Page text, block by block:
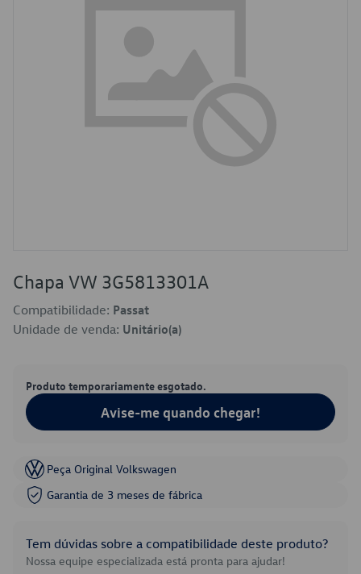
Chapa VW 3G5813301A
Compatibilidade: Passat
Unidade de venda: Unitário(a)
Produto temporariamente esgotado.
Avise-me quando chegar!
Peça Original Volkswagen
Garantia de 3 meses de fábrica
Tem dúvidas sobre a compatibilidade deste produto?
Nossa equipe especializada está pronta para ajudar!